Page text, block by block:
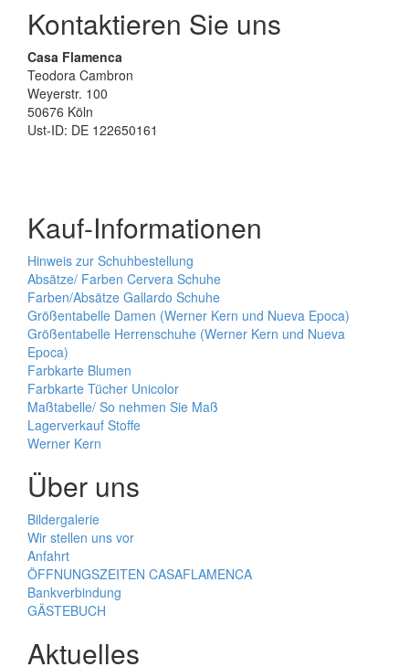
Kontaktieren Sie uns
Casa Flamenca
Teodora Cambron
Weyerstr. 100
50676 Köln
Ust-ID: DE 122650161
Kauf-Informationen
Hinweis zur Schuhbestellung
Absätze/ Farben Cervera Schuhe
Farben/Absätze Gallardo Schuhe
Größentabelle Damen (Werner Kern und Nueva Epoca)
Größentabelle Herrenschuhe (Werner Kern und Nueva
Epoca)
Farbkarte Blumen
Farbkarte Tücher Unicolor
Maßtabelle/ So nehmen Sie Maß
Lagerverkauf Stoffe
Werner Kern
Über uns
Bildergalerie
Wir stellen uns vor
Anfahrt
ÖFFNUNGSZEITEN CASAFLAMENCA
Bankverbindung
GÄSTEBUCH
Aktuelles